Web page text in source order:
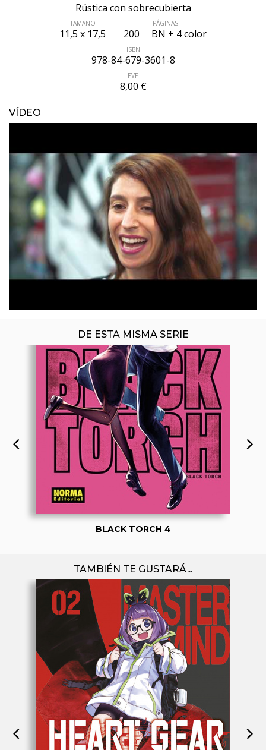
Rústica con sobrecubierta
TAMAÑO
11,5 x 17,5
PÁGINAS
200 BN + 4 color
ISBN
978-84-679-3601-8
PVP
8,00 €
VÍDEO
DE ESTA MISMA SERIE
BLACK TORCH 4
TAMBIÉN TE GUSTARÁ...